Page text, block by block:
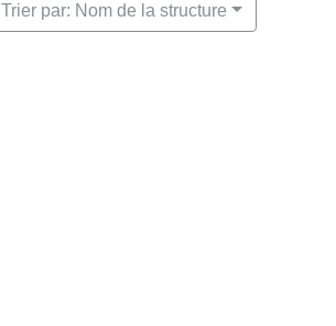
Trier par: Nom de la structure